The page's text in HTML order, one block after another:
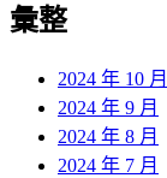
彙整
2024 年 10 月
2024 年 9 月
2024 年 8 月
2024 年 7 月